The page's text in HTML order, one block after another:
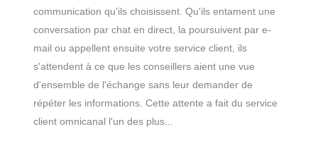
communication qu'ils choisissent. Qu'ils entament une
conversation par chat en direct, la poursuivent par e-
mail ou appellent ensuite votre service client, ils
s'attendent à ce que les conseillers aient une vue
d'ensemble de l'échange sans leur demander de
répéter les informations. Cette attente a fait du service
client omnicanal l'un des plus...